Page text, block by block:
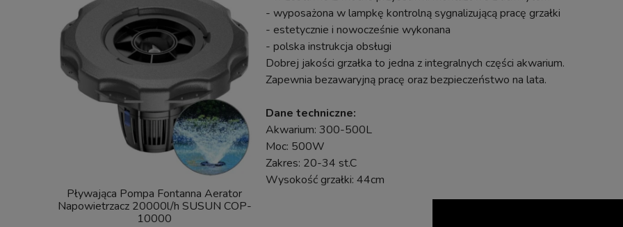
Pływająca Pompa Fontanna Aerator
Napowietrzacz 20000l/h SUSUN COP-
10000
SunSun CPF-2500 Samoczyszczący
- wyposażona w lampkę kontrolną sygnalizującą pracę grzałki
- estetycznie i nowocześnie wykonana
- polska instrukcja obsługi
Dobrej jakości grzałka to jedna z integralnych części akwarium.
Zapewnia bezawaryjną pracę oraz bezpieczeństwo na lata.
Dane techniczne:
Akwarium: 300-500L
Moc: 500W
Zakres: 20-34 st.C
Wysokość grzałki: 44cm